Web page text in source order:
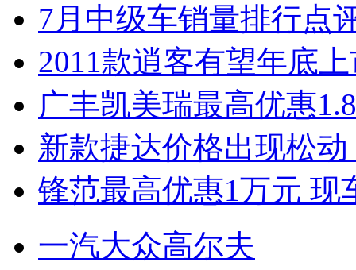
7月中级车销量排行点
2011款逍客有望年底
广丰凯美瑞最高优惠
新款捷达价格出现松
锋范最高优惠1万元 现
一汽大众高尔夫